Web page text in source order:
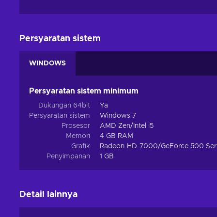
Persyaratan sistem
WINDOWS
Persyaratan sistem minimum
Dukungan 64bit
Ya
Persyaratan sistem
Windows 7
Prosesor
AMD Zen/Intel i5
Memori
4 GB RAM
Grafik
Radeon-HD-7000/GeForce 500
Penyimpanan
1 GB
Detail lainnya